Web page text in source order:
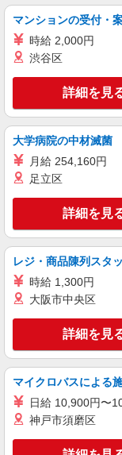
通
株式会社kotrio /●SW-
≪
ョ
キープ
派遣社員
株式会社トラストグ
や
キープ
株式会社kotrio /●SW-
マンションの受付・
時給 2,000円
渋谷区
詳細を見
大学病院の中材滅菌
月給 254,160円
足立区
詳細を見
レジ・商品陳列スタ
時給 1,300円
大阪市中央区
詳細を見
マイクロバスによる
日給 10,900円〜
神戸市須磨区